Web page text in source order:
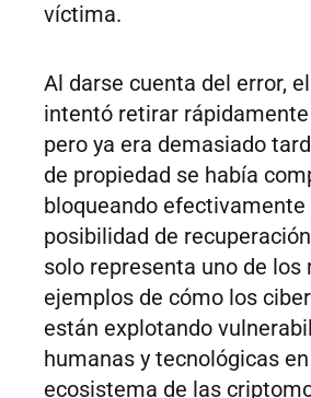
víctima.
Al darse cuenta del error,
intentó retirar
pero ya era demasiado
de propiedad se había
bloqueando
posibilidad de
solo representa uno de los
ejemplos de cómo los
están explotando
humanas y tecnológicas en
ecosistema de las